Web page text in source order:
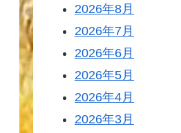
2026年8月
2026年7月
2026年6月
2026年5月
2026年4月
2026年3月